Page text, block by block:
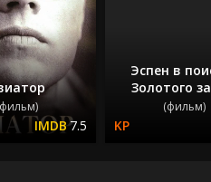
7.5
Эспен в
Золотого
(фильм)